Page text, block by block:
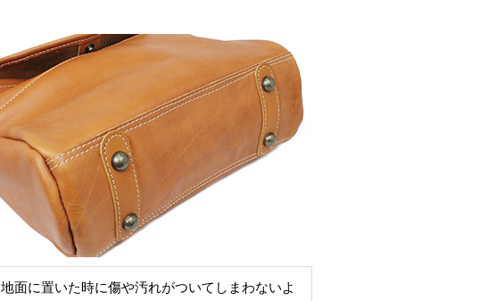
地面に置いた時に傷や汚れがついてしまわないよ